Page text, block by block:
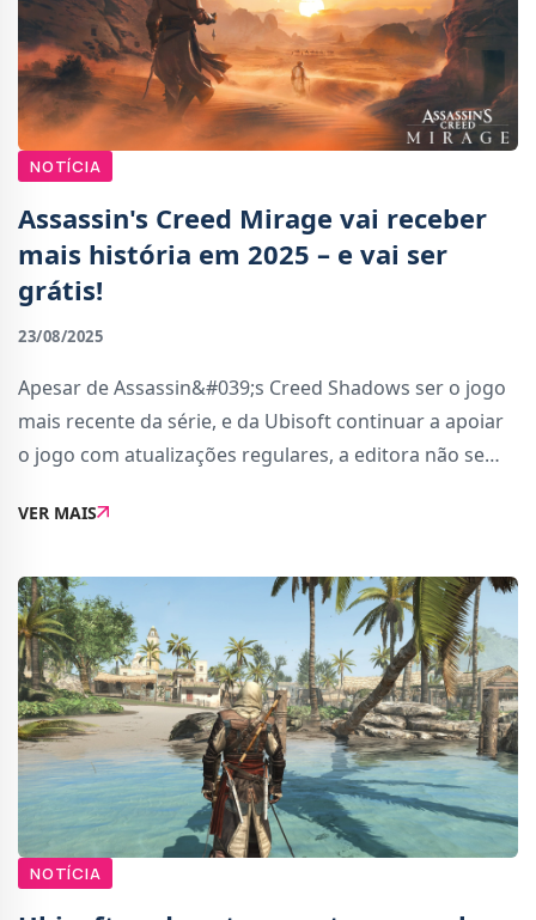
NOTÍCIA
Assassin's Creed Mirage vai receber
mais história em 2025 – e vai ser
grátis!
23/08/2025
Apesar de Assassin&#039;s Creed Shadows ser o jogo
mais recente da série, e da Ubisoft continuar a apoiar
o jogo com atualizações regulares, a editora não se
Mirage, lançado em outubro de 2023 par
VER MAIS
NOTÍCIA